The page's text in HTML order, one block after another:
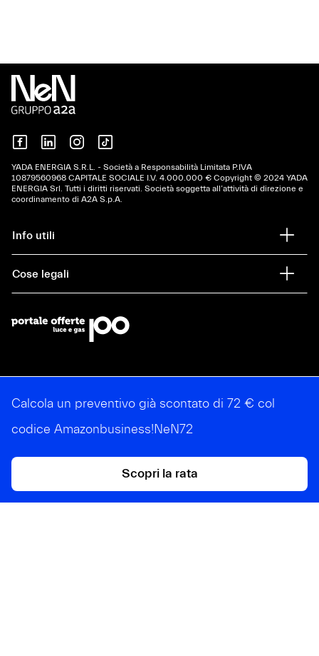
YADA ENERGIA S.R.L. - Società a Responsabilità Limitata P.IVA
10879‍560968 CAPITALE SOCIALE I.V. 4.000.000 € Copyright © 2024 YADA
ENERGIA Srl. Tutti i diritti riservati. Società soggetta all’attività di direzione e
coordinamento di A2A S.p.A.
Info utili
Cose legali
Calcola un preventivo già scontato di 72 € col
codice Amazonbusiness!NeN72
Scopri la rata